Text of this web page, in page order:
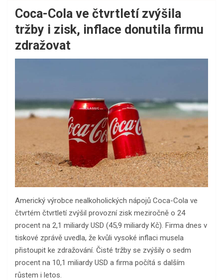
Coca-Cola ve čtvrtletí zvýšila
tržby i zisk, inflace donutila firmu
zdražovat
Americký výrobce nealkoholických nápojů Coca-Cola ve
čtvrtém čtvrtletí zvýšil provozní zisk meziročně o 24
procent na 2,1 miliardy USD (45,9 miliardy Kč). Firma dnes v
tiskové zprávě uvedla, že kvůli vysoké inflaci musela
přistoupit ke zdražování. Čisté tržby se zvýšily o sedm
procent na 10,1 miliardy USD a firma počítá s dalším
růstem i letos.